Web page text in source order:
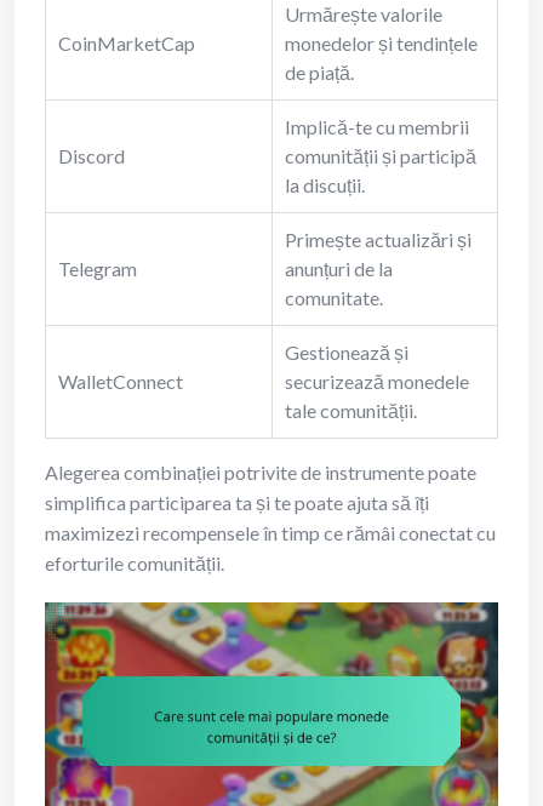
CoinMarketCap
Urmărește valorile
monedelor și tendințele
de piață.
Discord
Implică-te cu membrii
comunității și participă
la discuții.
Telegram
Primește actualizări și
anunțuri de la
comunitate.
WalletConnect
Gestionează și
securizează monedele
tale comunității.
Alegerea combinației potrivite de instrumente poate
simplifica participarea ta și te poate ajuta să îți
maximizezi recompensele în timp ce rămâi conectat cu
eforturile comunității.